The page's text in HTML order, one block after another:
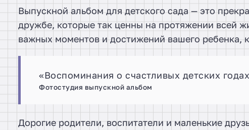
Выпускной альбом для детского сада — это
дружбе, которые так ценны на протяжении всей
важных моментов и достижений вашего ребенка,
«Воспоминания о счастливых детских
Фотостудия выпускной альбом
Дорогие родители, воспитатели и маленькие